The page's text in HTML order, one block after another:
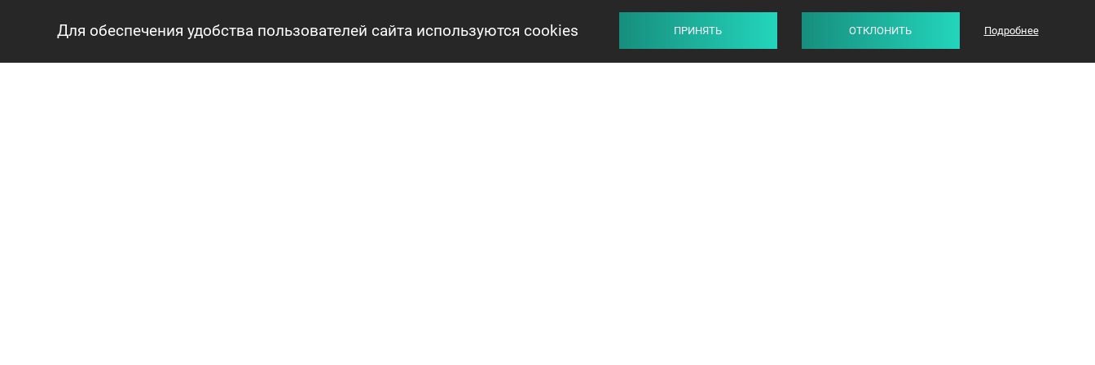
Для обеспечения удобства пользователей сайта используются cookies ПРИНЯТЬ ОТКЛОНИТЬ Подробнее